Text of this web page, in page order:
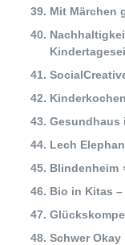
Mit Märchen
Kinderkochen
Gesundhaus
Lech
Blindenheim
Bio in Kitas
Schwer Okay